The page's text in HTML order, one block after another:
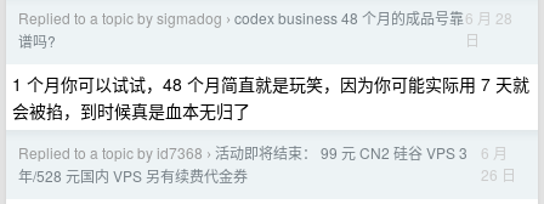
Replied to a topic by sigmadog › codex business 48 个月的成品号靠
谱吗?
6 月 28
日
1 个月你可以试试，48 个月简直就是玩笑，因为你可能实际用 7 天就
会被掐，到时候真是血本无归了
Replied to a topic by id7368 › 活动即将结束： 99 元 CN2 硅谷 VPS 3
年/528 元国内 VPS 另有续费代金券
6 月
26 日